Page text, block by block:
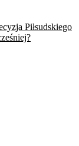
Piłsudskiego